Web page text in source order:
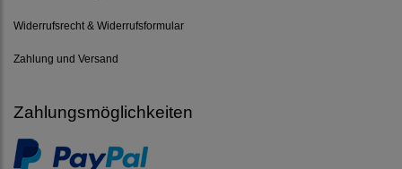
Widerrufsrecht & Widerrufsformular
Zahlung und Versand
Zahlungsmöglichkeiten